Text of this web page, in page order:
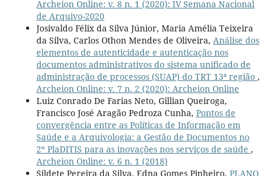
Archeion Online: v. 8 n. 1 (2020): IV Semana Nacional
de Arquivo-2020
Josivaldo Félix da Silva Júnior, Maria Amélia Teixeira
da Silva, Carlos Othon Mendes de Oliveira, Análise dos
elementos de autenticidade e autenticação nos
documentos administrativos do sistema unificado de
administração de processos (SUAP) do TRT 13ª região ,
Archeion Online: v. 7 n. 2 (2020): Archeion Online
Luiz Conrado De Farias Neto, Gillian Queiroga,
Francisco José Aragão Pedroza Cunha, Pontos de
convergência entre as Políticas de Informação em
Saúde e a Arquivologia: a Gestão de Documentos no
2º PlaDITIS para as inovações nos serviços de saúde ,
Archeion Online: v. 6 n. 1 (2018)
Sildete Pereira da Silva, Edna Gomes Pinheiro, PLANO